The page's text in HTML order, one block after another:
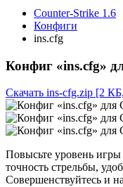
Counter-Strike 1.6
Конфиги
ins.cfg
Конфиг «ins.cfg»
Скачать ins-cfg.zip [2
Повысьте уровень
точность стрельбы,
Совершенствуйтесь и